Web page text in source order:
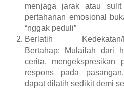
menjaga jarak atau
pertahanan emosional
“nggak peduli”
Berlatih
Bertahap:
Mulailah dari
cerita, mengekspresikan
respons pada
dapat dilatih sedikit demi